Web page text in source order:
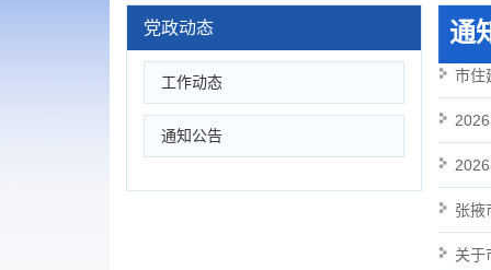
党政动态
工作动态
通知公告
通
市住
张掖
关于